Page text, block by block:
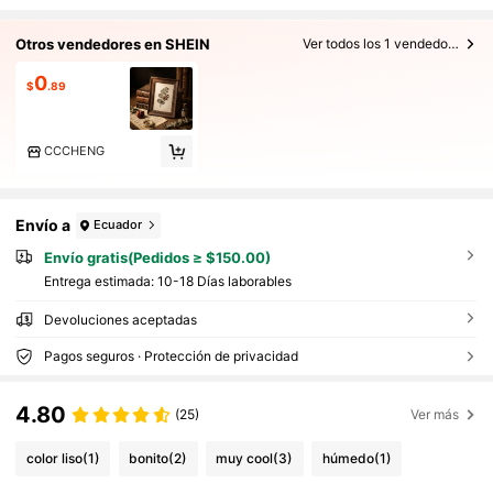
Otros vendedores en SHEIN Ver todos los 1 vendedores
$0.89
CCCHENG
Envío a Ecuador
Envío gratis(Pedidos ≥ $150.00)
Entrega estimada: 10-18 Días laborables
Devoluciones aceptadas
Pagos seguros · Protección de privacidad
4.80 (25) Ver más
color liso(1) bonito(2) muy cool(3) húmedo(1)